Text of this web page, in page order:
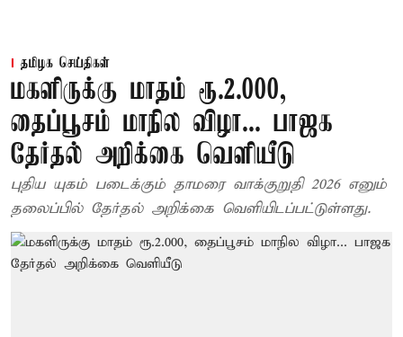
தமிழக செய்திகள்
மகளிருக்கு மாதம் ரூ.2.000,
தைப்பூசம் மாநில விழா... பாஜக
தேர்தல் அறிக்கை வெளியீடு
புதிய யுகம் படைக்கும் தாமரை வாக்குறுதி 2026 எனும்
தலைப்பில் தேர்தல் அறிக்கை வெளியிடப்பட்டுள்ளது.